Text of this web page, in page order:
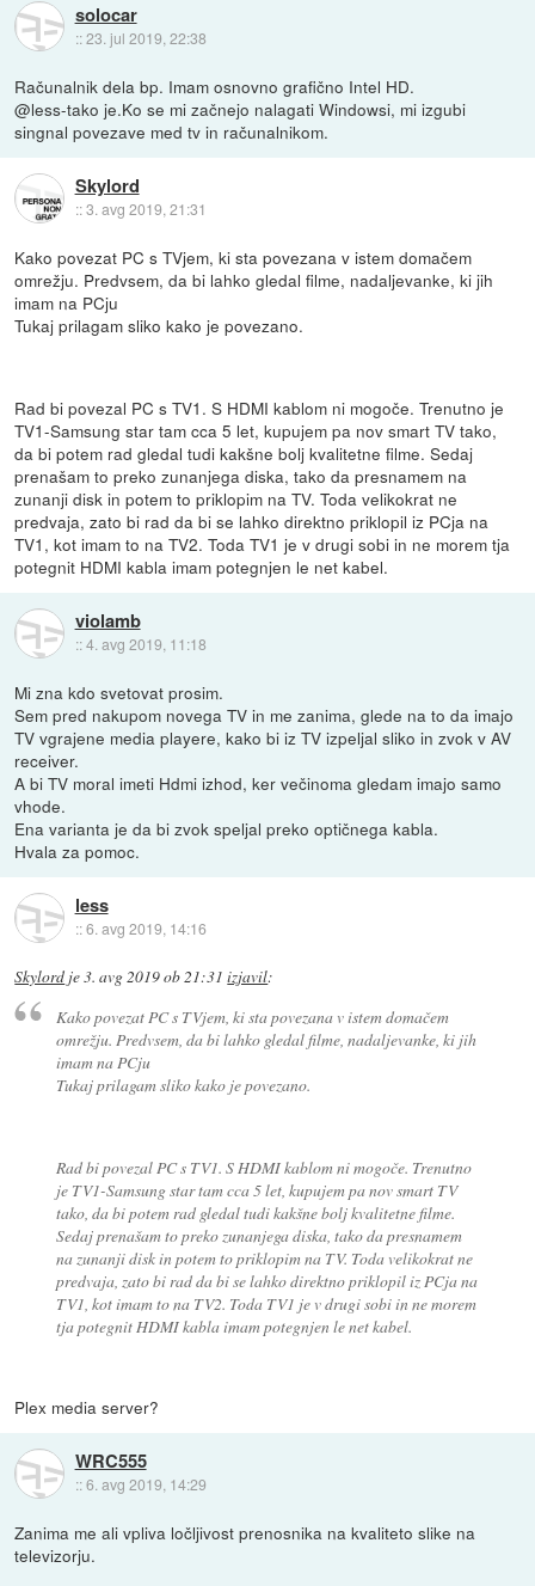
solocar
::23. jul 2019, 22:38
Računalnik dela bp. Imam osnovno grafično Intel HD.
@less-tako je.Ko se mi začnejo nalagati Windowsi, mi izgubi
singnal povezave med tv in računalnikom.
Skylord
::3. avg 2019, 21:31
Kako povezat PC s TVjem, ki sta povezana v istem domačem
omrežju. Predvsem, da bi lahko gledal filme, nadaljevanke, ki jih
imam na PCju
Tukaj prilagam sliko kako je povezano.
Rad bi povezal PC s TV1. S HDMI kablom ni mogoče. Trenutno je
TV1-Samsung star tam cca 5 let, kupujem pa nov smart TV tako,
da bi potem rad gledal tudi kakšne bolj kvalitetne filme. Sedaj
prenašam to preko zunanjega diska, tako da presnamem na
zunanji disk in potem to priklopim na TV. Toda velikokrat ne
predvaja, zato bi rad da bi se lahko direktno priklopil iz PCja na
TV1, kot imam to na TV2. Toda TV1 je v drugi sobi in ne morem tja
potegnit HDMI kabla imam potegnjen le net kabel.
violamb
::4. avg 2019, 11:18
Mi zna kdo svetovat prosim.
Sem pred nakupom novega TV in me zanima, glede na to da imajo
TV vgrajene media playere, kako bi iz TV izpeljal sliko in zvok v AV
receiver.
A bi TV moral imeti Hdmi izhod, ker večinoma gledam imajo samo
vhode.
Ena varianta je da bi zvok speljal preko optičnega kabla.
Hvala za pomoc.
less
::6. avg 2019, 14:16
Skylord je3. avg 2019 ob 21:31 izjavil:
Kako povezat PC s TVjem, ki sta povezana v istem domačem
omrežju. Predvsem, da bi lahko gledal filme, nadaljevanke, ki jih
imam na PCju
Tukaj prilagam sliko kako je povezano.
Rad bi povezal PC s TV1. S HDMI kablom ni mogoče. Trenutno
je TV1-Samsung star tam cca 5 let, kupujem pa nov smart TV
tako, da bi potem rad gledal tudi kakšne bolj kvalitetne filme.
Sedaj prenašam to preko zunanjega diska, tako da presnamem
na zunanji disk in potem to priklopim na TV. Toda velikokrat ne
predvaja, zato bi rad da bi se lahko direktno priklopil iz PCja na
TV1, kot imam to na TV2. Toda TV1 je v drugi sobi in ne morem
tja potegnit HDMI kabla imam potegnjen le net kabel.
Plex media server?
WRC555
::6. avg 2019, 14:29
Zanima me ali vpliva ločljivost prenosnika na kvaliteto slike na
televizorju.